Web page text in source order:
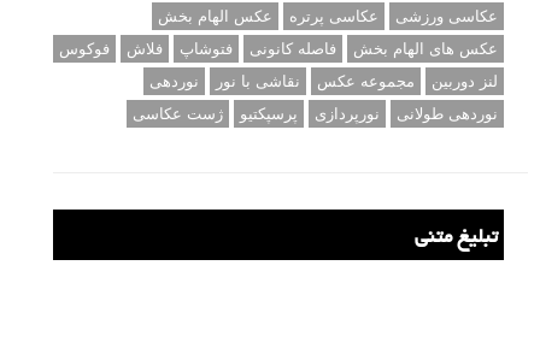
عکاسی ورزشی
عکاسی پرتره
عکس الهام بخش
عکس های الهام بخش
فاصله کانونی فتوشاپ فلاش
فوکوس
لنز دوربین
مجموعه عکس نقاشی با نور
نوردهی
نوردهی طولانی
نورپردازی پرسپکتیو ژست عکاسی
تبلیغ متنی